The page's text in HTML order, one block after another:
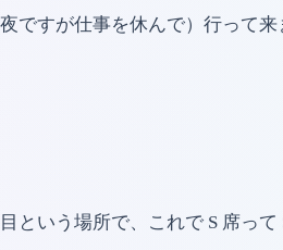
ですが仕事を休んで）行って来
いう場所で、これで S 席っ